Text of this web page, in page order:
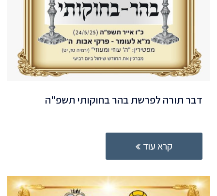
דבר תורה לפרשת בהר בחוקותי תשפ"ה
קרא עוד